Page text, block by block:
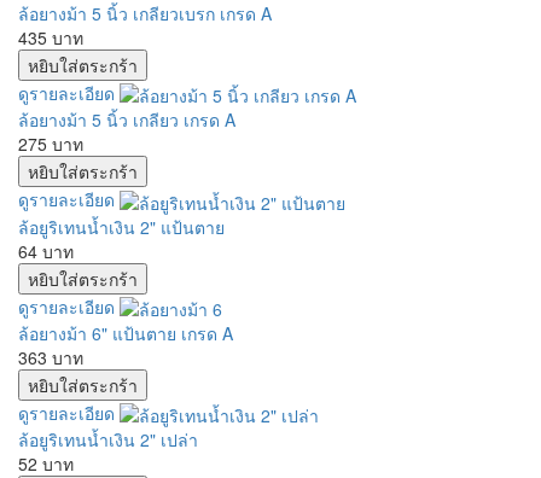
ล้อยางม้า 5 นิ้ว เกลียวเบรก เกรด A
435 บาท
ดูรายละเอียด
ล้อยางม้า 5 นิ้ว เกลียว เกรด A
275 บาท
ดูรายละเอียด
ล้อยูริเทนน้ำเงิน 2" แป้นตาย
64 บาท
ดูรายละเอียด
ล้อยางม้า 6" แป้นตาย เกรด A
363 บาท
ดูรายละเอียด
ล้อยูริเทนน้ำเงิน 2" เปล่า
52 บาท